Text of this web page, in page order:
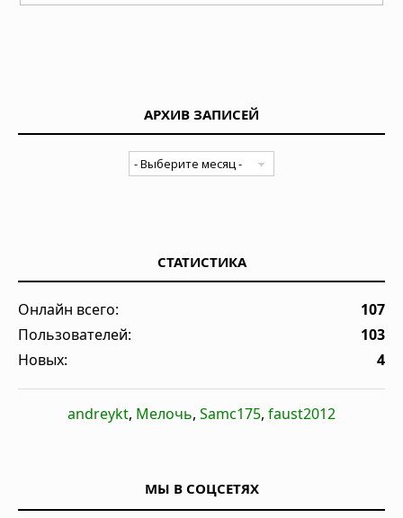
АРХИВ ЗАПИСЕЙ
СТАТИСТИКА
Онлайн всего:
107
Пользователей:
103
Новых:
4
andreykt, Мелочь, Samc175, faust2012
МЫ В СОЦСЕТЯХ